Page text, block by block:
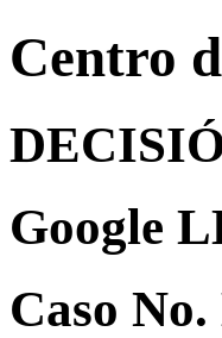
Centro
Google
Caso